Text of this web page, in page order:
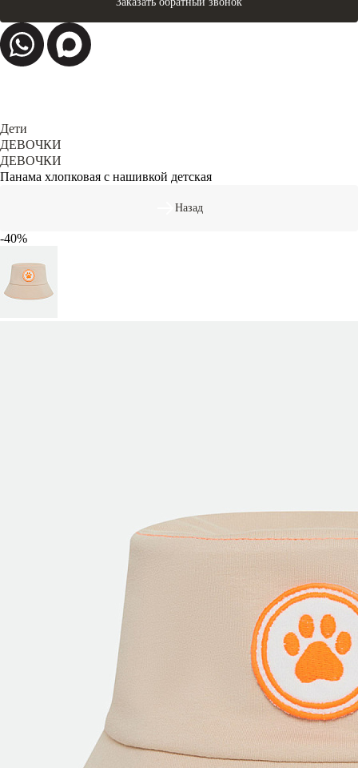
Дети
ДЕВОЧКИ
ДЕВОЧКИ
Панама хлопковая с нашивкой детская
Назад
-40%